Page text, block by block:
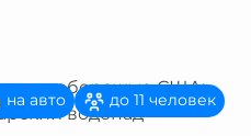
на авто до 11 человек